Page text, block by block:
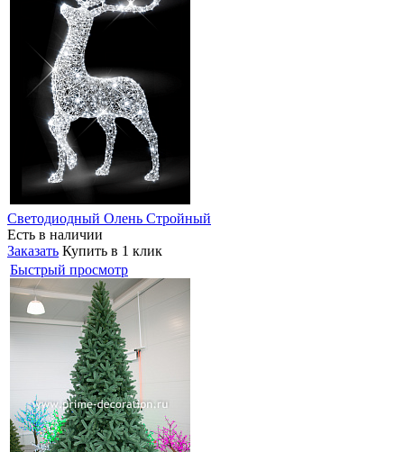
Светодиодный Олень Стройный
Есть в наличии
Заказать Купить в 1 клик
Быстрый просмотр